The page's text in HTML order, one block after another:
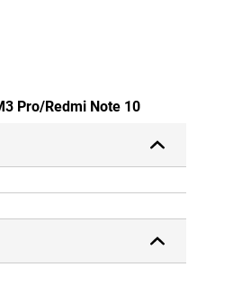
Pro/Redmi Note 10